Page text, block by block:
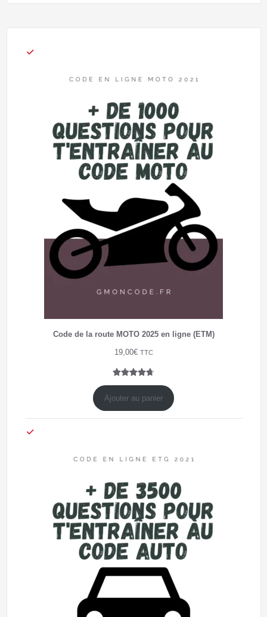
Code de la route MOTO 2025 en ligne (ETM)
19,00€ TTC
Noté4.71
sur 5
7
notations
Ajouter au panier